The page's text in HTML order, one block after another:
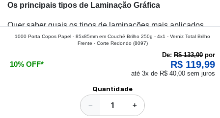
Os principais tipos de Laminação Gráfica
Quer saber quais os tipos de laminações mais aplicados
nos impressos da gráfica FuturaIM? Então, continue a
1000 Porta Copos Papel - 85x85mm em Couché Brilho 250g - 4x1 - Verniz Total Brilho
Frente - Corte Redondo(8097)
10% OFF*
De: R$ 133,00 por
R$ 119,99
até 3x de R$ 40,00 sem juros
Quantidade
− +